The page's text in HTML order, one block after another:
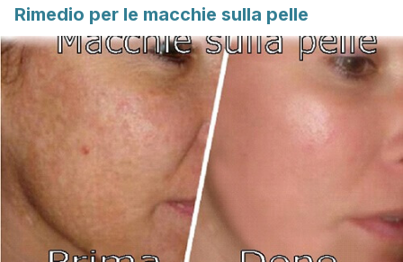
Rimedio per le macchie sulla pelle